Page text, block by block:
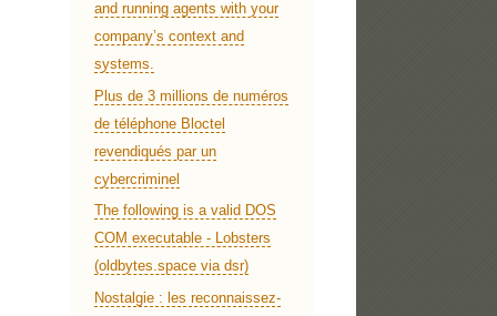
and running agents with your
company’s context and
systems.
Plus de 3 millions de numéros
de téléphone Bloctel
revendiqués par un
cybercriminel
The following is a valid DOS
COM executable - Lobsters
(oldbytes.space via dsr)
Nostalgie : les reconnaissez-